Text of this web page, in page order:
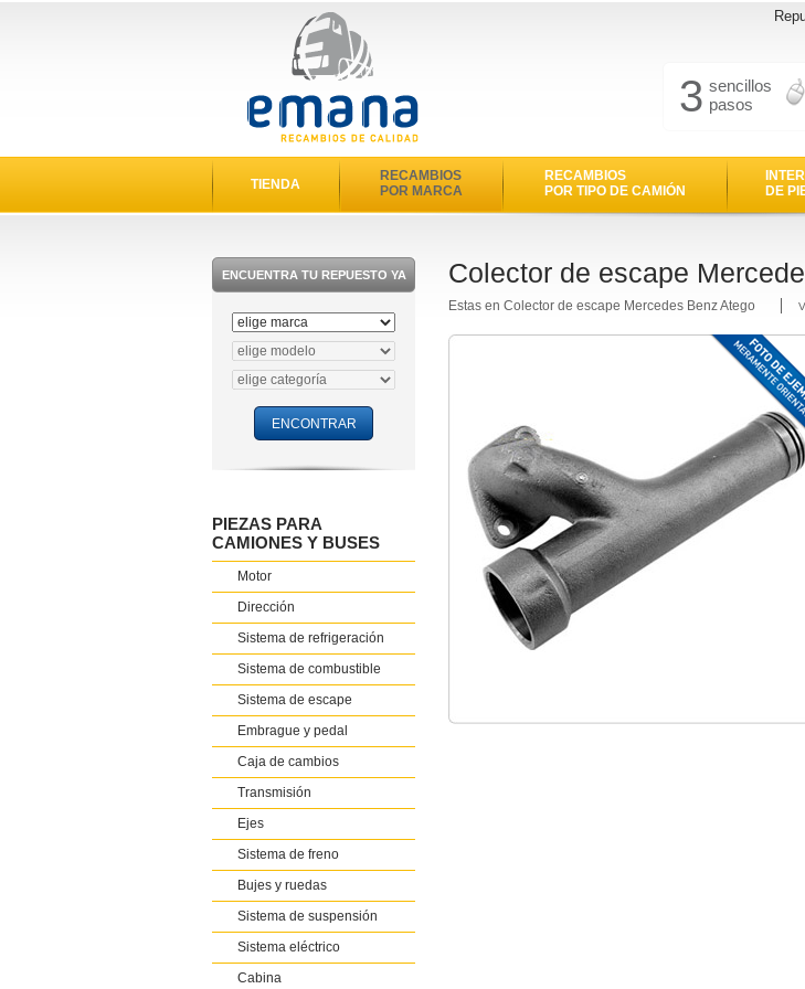
3 sencillos
pasos
TIENDA
RECAMBIOS
POR MARCA
RECAMBIOS
POR TIPO DE CAMIÓN
DE
ENCUENTRA TU REPUESTO YA
PIEZAS PARA
CAMIONES Y BUSES
Motor
Dirección
Sistema de refrigeración
Sistema de combustible
Sistema de escape
Embrague y pedal
Caja de cambios
Transmisión
Ejes
Sistema de freno
Bujes y ruedas
Sistema de suspensión
Sistema eléctrico
Cabina
Colector de escape
Estas en Colector de escape Mercedes Benz Atego